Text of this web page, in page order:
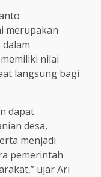
merupakan
nilai
langsung bagi
dapat
desa,
menjadi
pemerintah
ujar Ari